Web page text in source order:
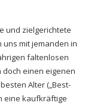
und zielgerichtete
mit jemanden in
faltenlosen
doch einen eigenen
Alter („Best-
eine kaufkräftige